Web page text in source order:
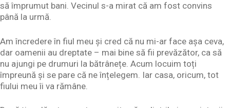
să împrumut bani. Vecinul s-a mirat că am fost convins
până la urmă.
Am încredere în fiul meu și cred că nu mi-ar face așa ceva,
dar oamenii au dreptate – mai bine să fii prevăzător, ca să
nu ajungi pe drumuri la bătrânețe. Acum locuim toți
împreună și se pare că ne înțelegem. Iar casa, oricum, tot
fiului meu îi va rămâne.